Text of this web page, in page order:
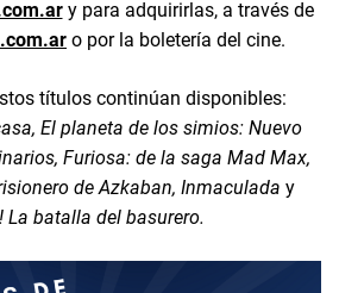
y para adquirirlas, a través de
o por la boletería del cine.
títulos continúan disponibles:
El planeta de los simios: Nuevo
Furiosa: de la saga Mad Max,
de Azkaban, Inmaculada y
La batalla del basurero.